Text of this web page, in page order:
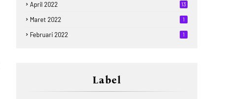
April 2022 13
Maret 2022 1
Februari 2022 1
Label